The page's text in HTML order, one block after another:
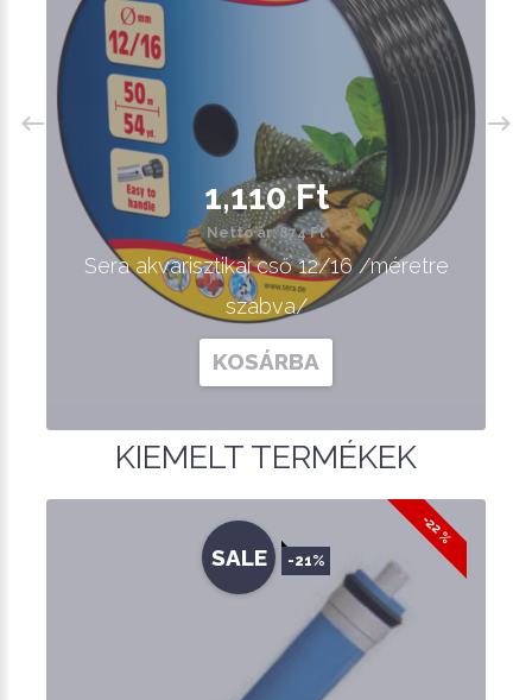
1,110 Ft
Nettó ár: 874 Ft
Sera akvarisztikai cső 12/16 /méretre
szabva/
KOSÁRBA
KIEMELT TERMÉKEK
-22 %
SALE -21%